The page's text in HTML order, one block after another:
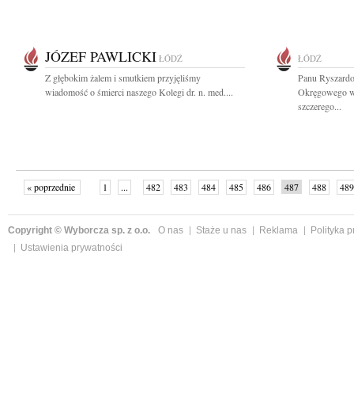
JÓZEF PAWLICKI ŁÓDŹ
Z głębokim żalem i smutkiem przyjęliśmy
wiadomość o śmierci naszego Kolegi dr. n. med....
ŁÓDŹ
Panu
Okręgowego
szczerego...
« poprzednie 1 ... 482 483 484 485 486 487 488
489
Copyright © Wyborcza sp. z o.o. O nas Staże u nas Reklama
Polityka
Ustawienia prywatności